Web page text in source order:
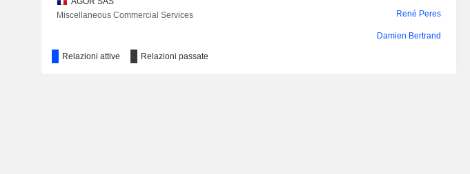
Miscellaneous Commercial Services
René Peres
Damien Bertrand
Relazioni attive Relazioni passate